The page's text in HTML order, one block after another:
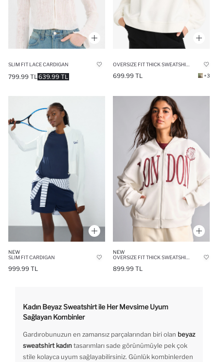
SLIM FIT LACE CARDIGAN
639.99 TL
799.99 TL 699.99 TL +3
NEW
SLIM FIT CARDIGAN
999.99 TL
NEW
899.99 TL
Kadın Beyaz Sweatshirt ile Her Mevsime Uyum
Sağlayan Kombinler
Gardırobunuzun en zamansız parçalarından biri olan beyaz
sweatshirt kadıntasarımları sade görünümüyle pek çok
stile kolayca uyum sağlayabilirsiniz. Günlük kombinlerden